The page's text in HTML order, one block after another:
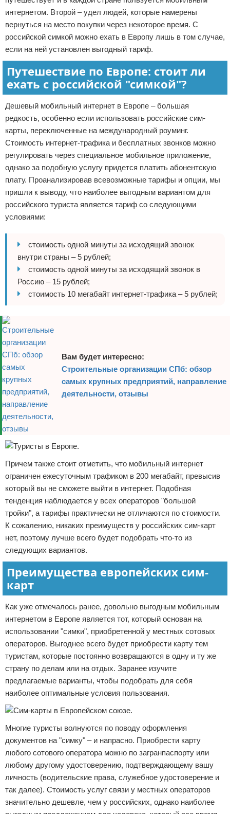
интернетом. Второй – удел людей, которые намерены
вернуться на место покупки через некоторое время. С
российской симкой можно ехать в Европу лишь в том случае,
если на ней установлен выгодный тариф.
Путешествие по Европе: стоит ли
ехать с российской "симкой"?
Дешевый мобильный интернет в Европе – большая
редкость, особенно если использовать российские сим-
карты, переключенные на международный роуминг.
Стоимость интернет-трафика и бесплатных звонков можно
регулировать через специальное мобильное приложение,
однако за подобную услугу придется платить абонентскую
плату. Проанализировав всевозможные тарифы и опции, мы
пришли к выводу, что наиболее выгодным вариантом для
российского туриста является тариф со следующими
условиями:
стоимость одной минуты за исходящий звонок
внутри страны – 5 рублей;
стоимость одной минуты за исходящий звонок в
Россию – 15 рублей;
стоимость 10 мегабайт интернет-трафика – 5 рублей;
Вам будет интересно:
Строительные организации СПб: обзор
самых крупных предприятий, направление
деятельности, отзывы
Причем также стоит отметить, что мобильный интернет
ограничен ежесуточным трафиком в 200 мегабайт, превысив
который вы не сможете выйти в интернет. Подобная
тенденция наблюдается у всех операторов "большой
тройки", а тарифы практически не отличаются по стоимости.
К сожалению, никаких преимуществ у российских сим-карт
нет, поэтому лучше всего будет подобрать что-то из
следующих вариантов.
Преимущества европейских сим-
карт
Как уже отмечалось ранее, довольно выгодным мобильным
интернетом в Европе является тот, который основан на
использовании "симки", приобретенной у местных сотовых
операторов. Выгоднее всего будет приобрести карту тем
туристам, которые постоянно возвращаются в одну и ту же
страну по делам или на отдых. Заранее изучите
предлагаемые варианты, чтобы подобрать для себя
наиболее оптимальные условия пользования.
Многие туристы волнуются по поводу оформления
документов на "симку" – и напрасно. Приобрести карту
любого сотового оператора можно по загранпаспорту или
любому другому удостоверению, подтверждающему вашу
личность (водительские права, служебное удостоверение и
так далее). Стоимость услуг связи у местных операторов
значительно дешевле, чем у российских, однако наиболее